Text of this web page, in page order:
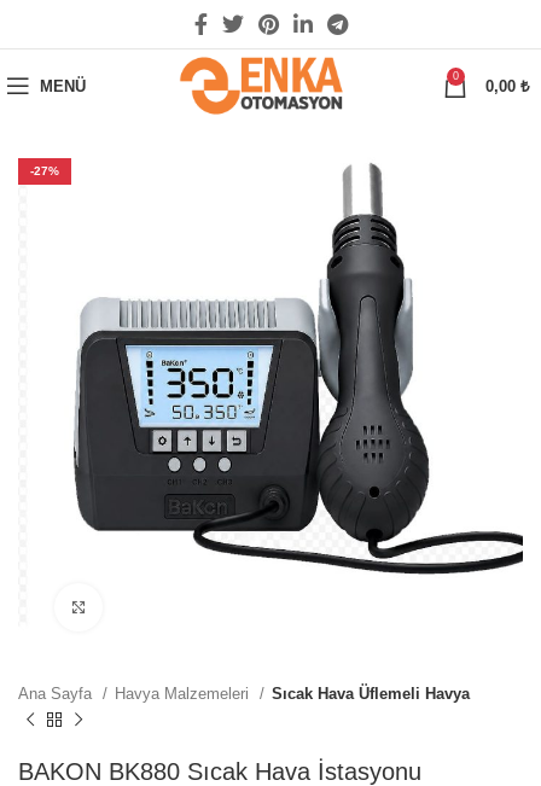
MENÜ
0
0,00 ₺
-27%
Ana Sayfa Havya Malzemeleri Sıcak Hava Üflemeli Havya
BAKON BK880 Sıcak Hava İstasyonu